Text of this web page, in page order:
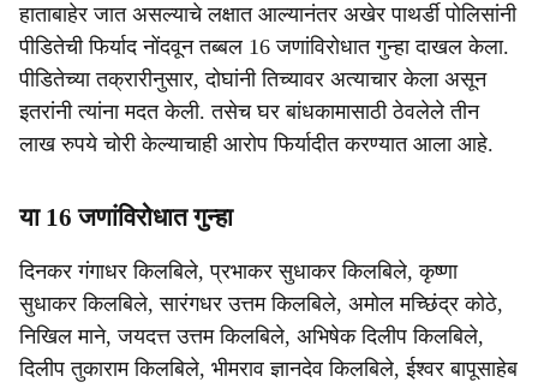
हाताबाहेर जात असल्याचे लक्षात आल्यानंतर अखेर पाथर्डी पोलिसांनी
पीडितेची फिर्याद नोंदवून तब्बल 16 जणांविरोधात गुन्हा दाखल केला.
पीडितेच्या तक्रारीनुसार, दोघांनी तिच्यावर अत्याचार केला असून
इतरांनी त्यांना मदत केली. तसेच घर बांधकामासाठी ठेवलेले तीन
लाख रुपये चोरी केल्याचाही आरोप फिर्यादीत करण्यात आला आहे.
या 16 जणांविरोधात गुन्हा
दिनकर गंगाधर किलबिले, प्रभाकर सुधाकर किलबिले, कृष्णा
सुधाकर किलबिले, सारंगधर उत्तम किलबिले, अमोल मच्छिंद्र कोठे,
निखिल माने, जयदत्त उत्तम किलबिले, अभिषेक दिलीप किलबिले,
दिलीप तुकाराम किलबिले, भीमराव ज्ञानदेव किलबिले, ईश्वर बापूसाहेब